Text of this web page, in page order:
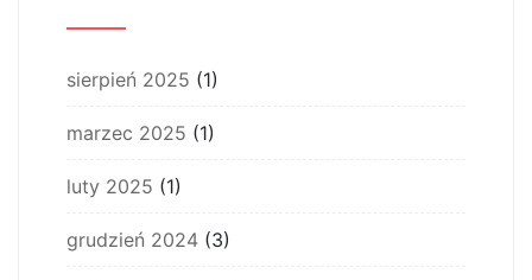
sierpień 2025 (1)
marzec 2025 (1)
luty 2025 (1)
grudzień 2024 (3)